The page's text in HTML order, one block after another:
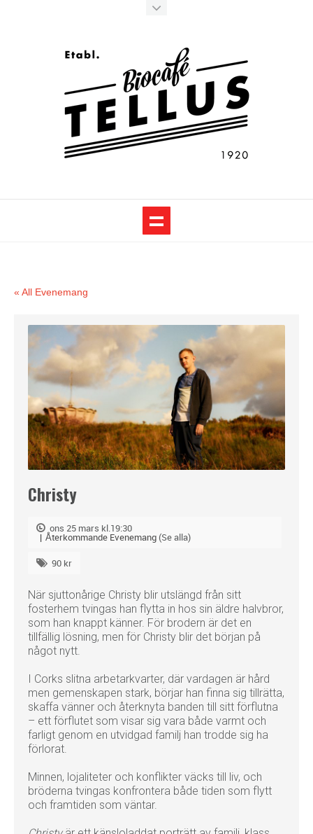
« All Evenemang
Christy
ons 25 mars kl.19:30
Återkommande Evenemang (Se alla)
90 kr
När sjuttonårige Christy blir utslängd från sitt
fosterhem tvingas han flytta in hos sin äldre halvbror,
som han knappt känner. För brodern är det en
tillfällig lösning, men för Christy blir det början på
något nytt.
I Corks slitna arbetarkvarter, där vardagen är hård
men gemenskapen stark, börjar han finna sig tillrätta,
skaffa vänner och återknyta banden till sitt förflutna
– ett förflutet som visar sig vara både varmt och
farligt genom en utvidgad familj han trodde sig ha
förlorat.
Minnen, lojaliteter och konflikter väcks till liv, och
bröderna tvingas konfrontera både tiden som flytt
och framtiden som väntar.